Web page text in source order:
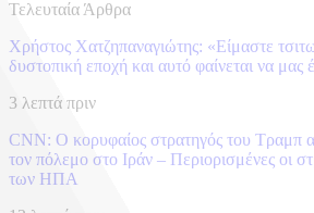
Τελευταία Άρθρα
Χρήστος Χατζηπαναγιώτης: «Είμαστε
δυστοπική εποχή και αυτό φαίνεται να μας
3 λεπτά πριν
CNN: Ο κορυφαίος στρατηγός του Τραμπ
τον πόλεμο στο Ιράν – Περιορισμένες οι
των ΗΠΑ